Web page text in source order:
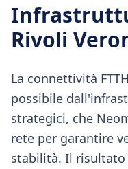
Rivoli
La connettività
possibile
strategici, che
rete per garantire
stabilità. Il risultato